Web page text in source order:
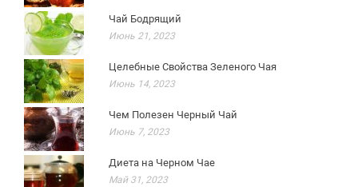
Чай Бодрящий
Июнь 21, 2023
Целебные Свойства Зеленого Чая
Июнь 14, 2023
Чем Полезен Черный Чай
Июнь 7, 2023
Диета на Черном Чае
Май 31, 2023